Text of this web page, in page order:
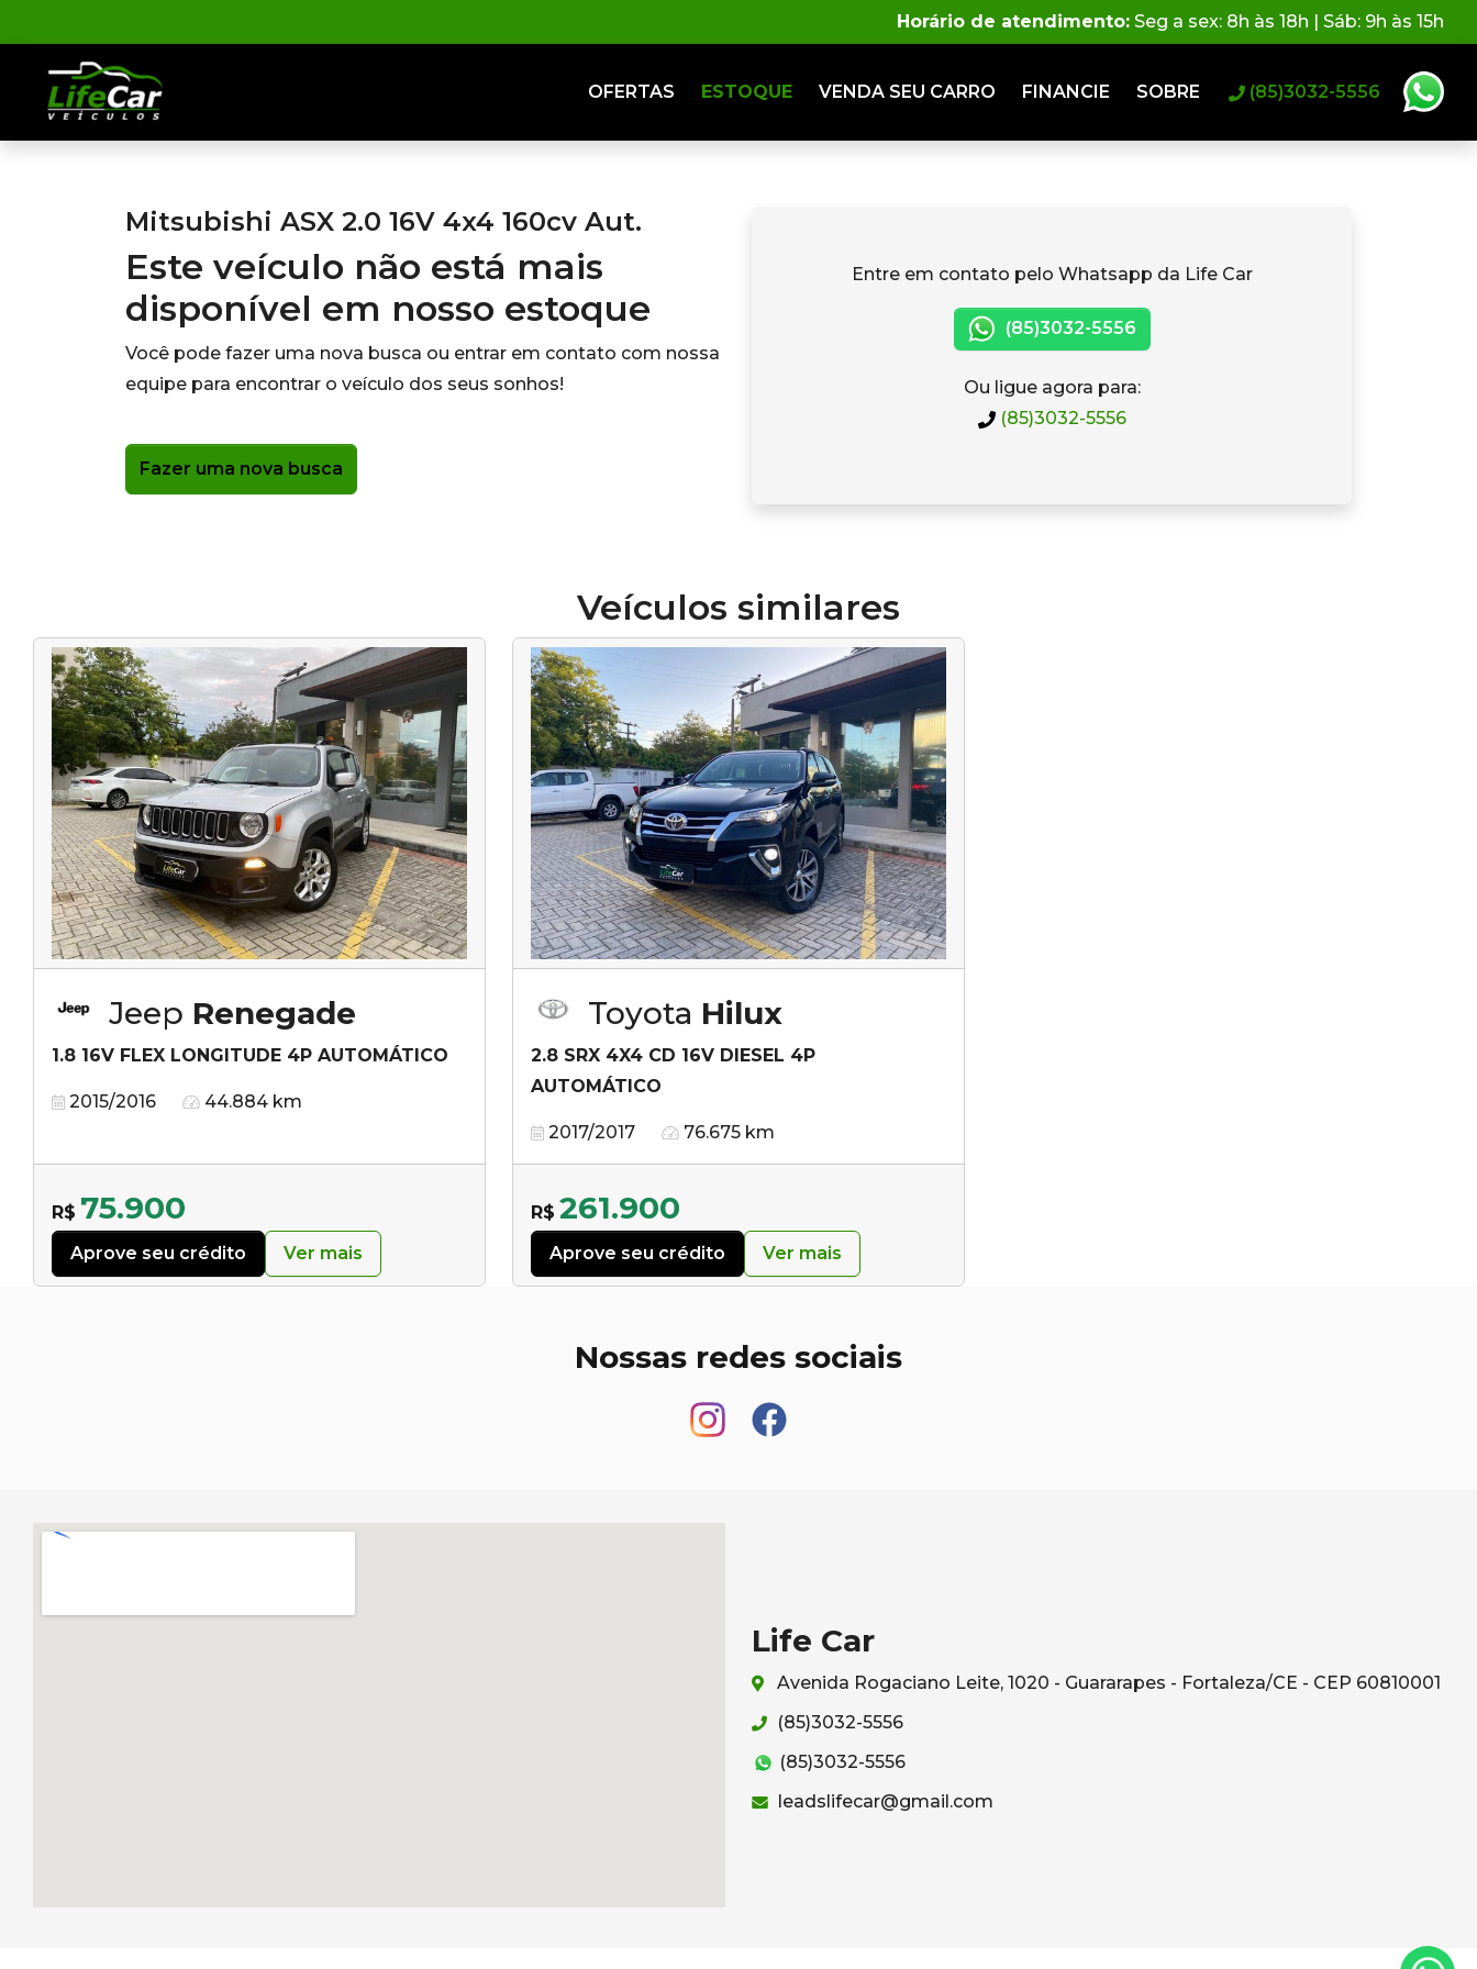
Horário de atendimento: Seg a sex: 8h às 18h | Sáb: 9h às 15h
OFERTAS ESTOQUE VENDA SEU CARRO FINANCIE SOBRE (85)3032-5556
Mitsubishi ASX 2.0 16V 4x4 160cv Aut.
Este veículo não está mais
disponível em nosso estoque
Você pode fazer uma nova busca ou entrar em contato com nossa
equipe para encontrar o veículo dos seus sonhos!
Fazer uma nova busca
Entre em contato pelo Whatsapp da Life Car
(85)3032-5556
Ou ligue agora para:
(85)3032-5556
Veículos similares
Jeep Renegade
1.8 16V FLEX LONGITUDE 4P AUTOMÁTICO
2015/2016 44.884 km
R$ 75.900
Aprove seu crédito Ver mais
Toyota Hilux
2.8 SRX 4X4 CD 16V DIESEL 4P
AUTOMÁTICO
2017/2017 76.675 km
R$ 261.900
Aprove seu crédito Ver mais
Nossas redes sociais
Life Car
Avenida Rogaciano Leite, 1020 - Guararapes - Fortaleza/CE - CEP 60810001
(85)3032-5556
(85)3032-5556
leadslifecar@gmail.com